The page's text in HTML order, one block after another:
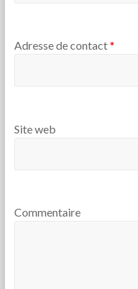
Adresse de contact*
Site web
Commentaire